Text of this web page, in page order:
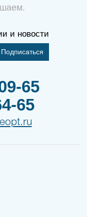
и новости
Подписаться
65
65